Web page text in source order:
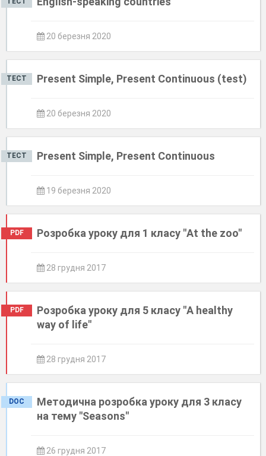
20 березня 2020
ТЕСТ Present Simple, Present Continuous (test)
20 березня 2020
ТЕСТ Present Simple, Present Continuous
19 березня 2020
PDF Розробка уроку для 1 класу "At the zoo"
28 грудня 2017
PDF
Розробка уроку для 5 класу "A healthy
way of life"
28 грудня 2017
DOC
Методична розробка уроку для 3 класу
на тему "Seasons"
26 грудня 2017